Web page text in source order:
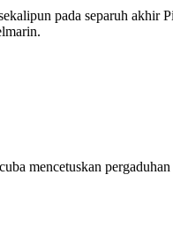
pada separuh
mencetuskan